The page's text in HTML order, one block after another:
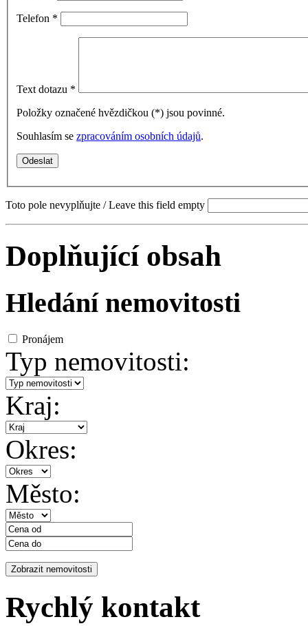
Telefon *
Text dotazu *
Položky označené hvězdičkou (*) jsou povinné.
Souhlasím se zpracováním osobních údajů.
Toto pole nevyplňujte / Leave this field empty
Doplňující obsah
Hledání nemovitosti
Pronájem
Typ nemovitosti:
Kraj:
Okres:
Město:
Rychlý kontakt